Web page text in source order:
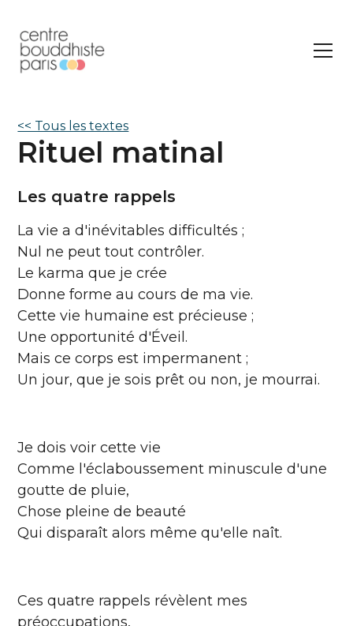
<< Tous les textes
Rituel matinal
Les quatre rappels
La vie a d'inévitables difficultés ;
Nul ne peut tout contrôler.
Le karma que je crée
Donne forme au cours de ma vie.
Cette vie humaine est précieuse ;
Une opportunité d'Éveil.
Mais ce corps est impermanent ;
Un jour, que je sois prêt ou non, je mourrai.
Je dois voir cette vie
Comme l'éclaboussement minuscule d'une
goutte de pluie,
Chose pleine de beauté
Qui disparaît alors même qu'elle naît.
Ces quatre rappels révèlent mes
préoccupations,